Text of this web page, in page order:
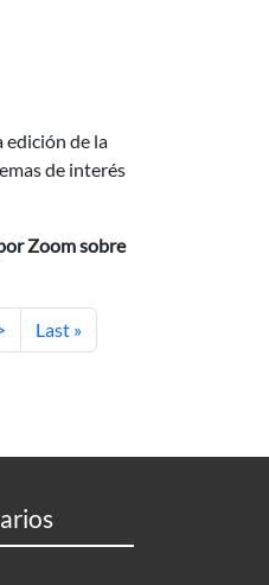
edición de la
de interés
Zoom sobre
Última página
Last »